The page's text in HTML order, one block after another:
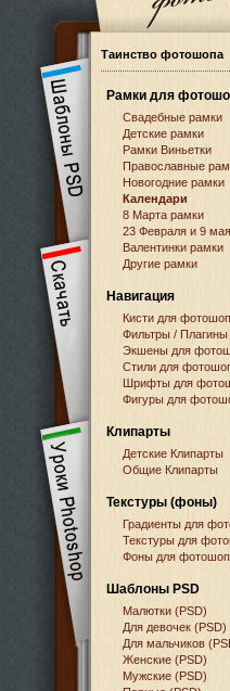
Таинство фотошопа
Рамки для
Свадебные рамки
Детские рамки
Рамки Виньетки
Православные
Новогодние рамки
Календари
8 Марта рамки
23 Февраля и 9
Валентинки рамки
Другие рамки
Навигация
Кисти для
Фильтры / Плагины
Экшены для
Стили для
Шрифты для
Фигуры для
Клипарты
Детские Клипарты
Общие Клипарты
Текстуры (фоны)
Градиенты для
Текстуры для
Фоны для
Шаблоны PSD
Малютки (PSD)
Для девочек (PSD)
Для мальчиков
Женские (PSD)
Мужские (PSD)